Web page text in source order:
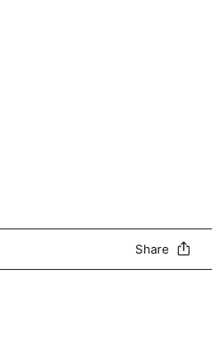
Share